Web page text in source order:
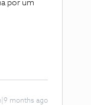
por um
months ago